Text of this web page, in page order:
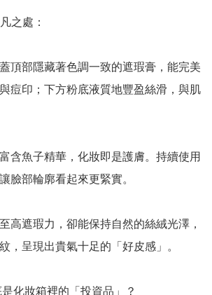
之處：
頂部隱藏著色調一致的遮瑕膏，能完美
痘印；下方粉底液質地豐盈絲滑，與肌
含魚子精華，化妝即是護膚。持續使用
臉部輪廓看起來更緊實。
高遮瑕力，卻能保持自然的絲絨光澤，
，呈現出貴氣十足的「好皮感」。
化妝箱裡的「投資品」？